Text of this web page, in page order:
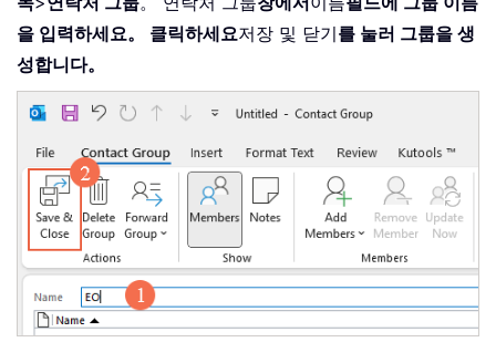
을 입력하세요。 클릭하세요저장 및 닫기를 눌러 그룹을 생
성합니다。